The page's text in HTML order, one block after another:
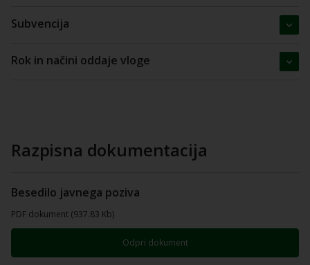
Subvencija
Rok in načini oddaje vloge
Razpisna dokumentacija
Besedilo javnega poziva
PDF dokument (937.83 Kb)
Odpri dokument